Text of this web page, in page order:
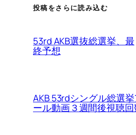
投稿をさらに読み込む
53rd AKB選抜総選挙、最
終予想
AKB 53rdシングル総選
ール動画３週間後視聴回